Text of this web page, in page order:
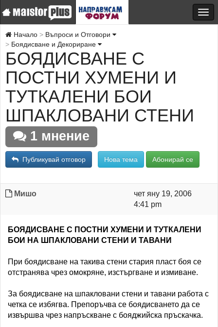
Начало
Въпроси и Отговори
Боядисване и Декориране
БОЯДИСВАНЕ С
ПОСТНИ ХУМЕНИ И
ТУТКАЛЕНИ БОИ
ШПАКЛОВАНИ СТЕНИ
1 мнение
Публикувай отговор Нова тема Абонирай се
Мишо
чет яну 19, 2006
4:41 pm
БОЯДИСВАНЕ С ПОСТНИ ХУМЕНИ И ТУТКАЛЕНИ
БОИ НА ШПАКЛОВАНИ СТЕНИ И ТАВАНИ
При боядисване на такива стени стария пласт боя се
отстранява чрез омокряне, изстъргване и измиване.
За боядисване на шпакловани стени и тавани работа с
четка се избягва. Препоръчва се боядисването да се
извършва чрез напръскване с бояджийска пръскачка.